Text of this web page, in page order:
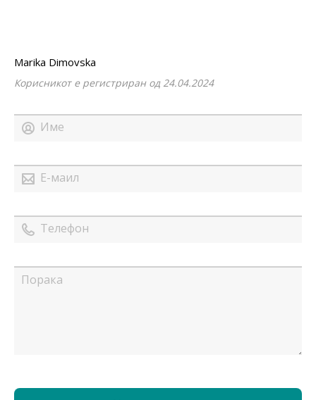
Marika Dimovska
Корисникот е регистриран од 24.04.2024